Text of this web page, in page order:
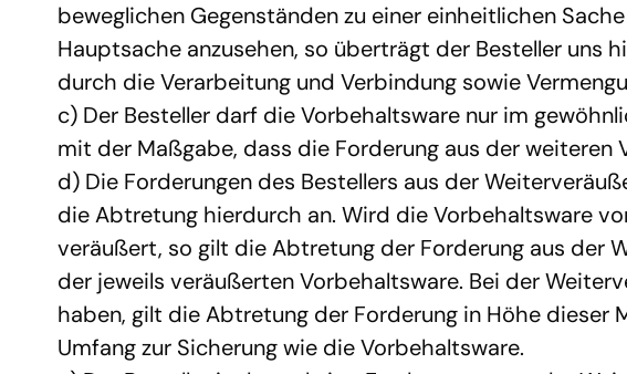
beweglichen Gegenständen zu einer einheitlichen
Hauptsache anzusehen, so überträgt der Besteller
durch die Verarbeitung und Verbindung sowie
c) Der Besteller darf die Vorbehaltsware nur im
mit der Maßgabe, dass die Forderung aus der weiteren
d) Die Forderungen des Bestellers aus der
die Abtretung hierdurch an. Wird die Vorbehaltsware
veräußert, so gilt die Abtretung der Forderung aus der
der jeweils veräußerten Vorbehaltsware. Bei der
haben, gilt die Abtretung der Forderung in Höhe dieser
Umfang zur Sicherung wie die Vorbehaltsware.